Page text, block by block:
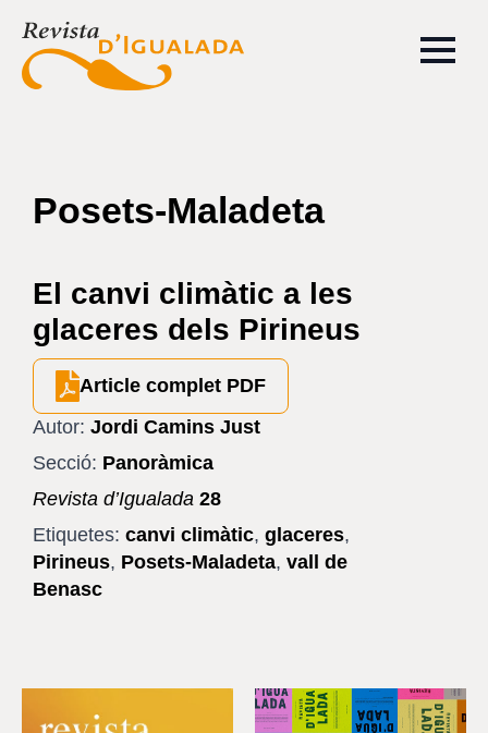
Posets-Maladeta
El canvi climàtic a les
glaceres dels Pirineus
Article complet PDF
Autor: Jordi Camins Just
Secció: Panoràmica
Revista d’Igualada 28
Etiquetes: canvi climàtic, glaceres,
Pirineus, Posets-Maladeta, vall de
Benasc